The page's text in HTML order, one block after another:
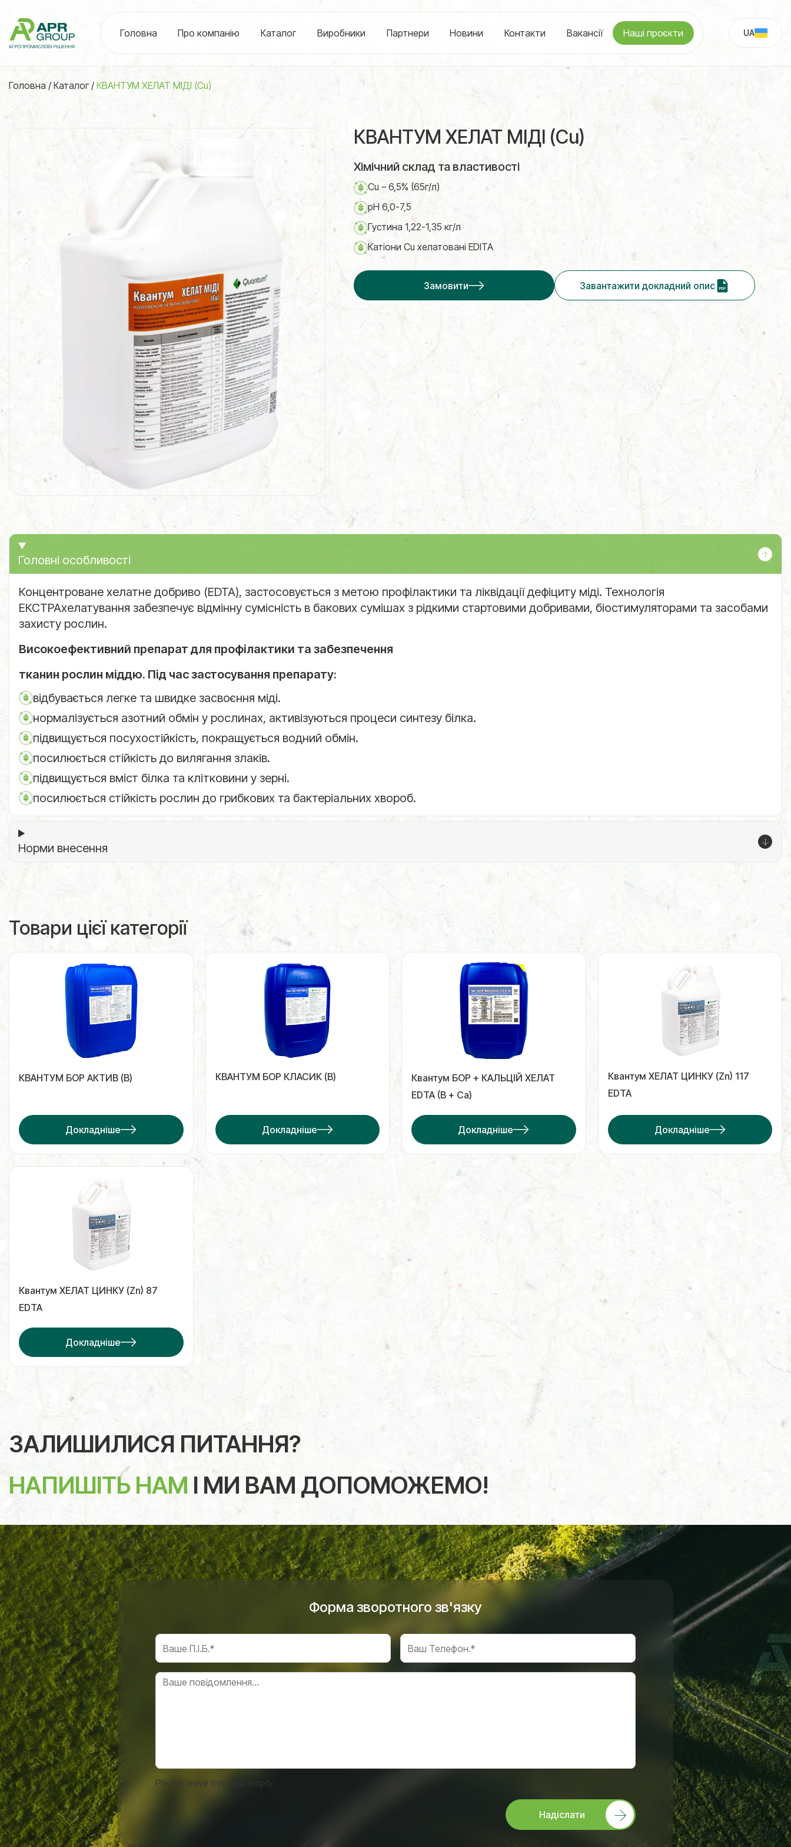
Головна Про компанію Каталог Виробники Партнери Новини Контакти Вакансії Наші проєкти UA
Головна / Каталог/ КВАНТУМ ХЕЛАТ МІДІ (Cu)
КВАНТУМ ХЕЛАТ МІДІ (Cu)
Хімічний склад та властивості
Cu – 6,5% (65г/л)
рН 6,0-7,5
Густина 1,22-1,35 кг/л
Катіони Cu хелатовані EDITA
Замовити Завантажити докладний опис
Головні особливості
Концентроване хелатне добриво (EDTA), застосовується з метою профілактики та ліквідації дефіциту міді. Технологія
ЕКСТРАхелатування забезпечує відмінну сумісність в бакових сумішах з рідкими стартовими добривами, біостимуляторами та засобами
захисту рослин.
Високоефективний препарат для профілактики та забезпечення
тканин рослин міддю. Під час застосування препарату:
відбувається легке та швидке засвоєння міді.
нормалізується азотний обмін у рослинах, активізуються процеси синтезу білка.
підвищується посухостійкість, покращується водний обмін.
посилюється стійкість до вилягання злаків.
підвищується вміст білка та клітковини у зерні.
посилюється стійкість рослин до грибкових та бактеріальних хвороб.
Норми внесення
Товари цієї категорії
КВАНТУМ БОР АКТИВ (B)
Докладніше
КВАНТУМ БОР КЛАСИК (B)
Докладніше
Квантум БОР + КАЛЬЦІЙ ХЕЛАТ
EDTA (В + Са)
Докладніше
Квантум ХЕЛАТ ЦИНКУ (Zn) 117
EDTA
Докладніше
Квантум ХЕЛАТ ЦИНКУ (Zn) 87
EDTA
Докладніше
ЗАЛИШИЛИСЯ ПИТАННЯ?
НАПИШІТЬ НАМ І МИ ВАМ ДОПОМОЖЕМО!
Форма зворотного зв'язку
Please leave this field empty.
Надіслати